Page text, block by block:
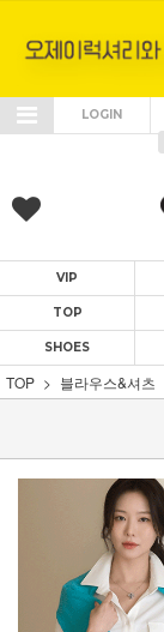
LOGIN
VIP
TOP
SHOES
TOP 블라우스&셔츠